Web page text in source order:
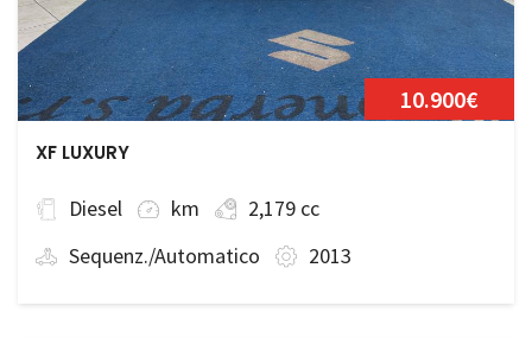
10.900€
XF LUXURY
Diesel km
2,179 cc
Sequenz./Automatico
2013